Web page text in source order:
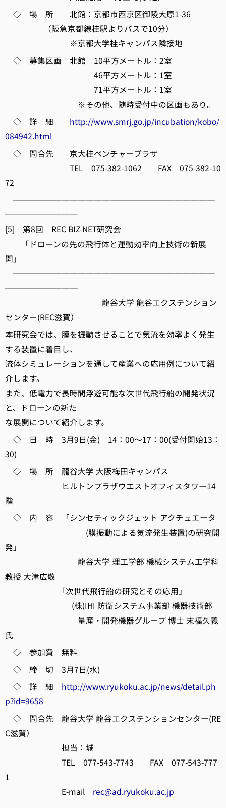
◇ 場 所 北館：京都市西京区御陵大原1-36
（阪急京都線桂駅よりバスで10分）
※京都大学桂キャンパス隣接地
◇ 募集区画 北館 10平方メートル：2室
46平方メートル：1室
71平方メートル：1室
※その他、随時受付中の区画もあり。
◇ 詳 細 http://www.smrj.go.jp/incubation/kobo/
084942.html
◇ 問合先 京大桂ベンチャープラザ
TEL 075-382-1062 FAX 075-382-10
72
─────────────────────────
─────────
[5] 第8回 REC BIZ-NET研究会
「ドローンの先の飛行体と運動効率向上技術の新展
開」
─────────────────────────
─────────
龍谷大学 龍谷エクステンション
センター(REC滋賀）
本研究会では、膜を振動させることで気流を効率よく発生
する装置に着目し、
流体シミュレーションを通して産業への応用例について紹
介します。
また、低電力で長時間浮遊可能な次世代飛行船の開発状況
と、ドローンの新た
な展開について紹介します。
◇ 日 時 3月9日(金) 14：00～17：00(受付開始13：
30)
◇ 場 所 龍谷大学 大阪梅田キャンパス
ヒルトンプラザウエストオフィスタワー14
階
◇ 内 容 「シンセティックジェット アクチュエータ
(膜振動による気流発生装置)の研究開
発」
龍谷大学 理工学部 機械システム工学科
教授 大津広敬
「次世代飛行船の研究とその応用」
(株)IHI 防衛システム事業部 機器技術部
量産・開発機器グループ 博士 末福久義
氏
◇ 参加費 無料
◇ 締 切 3月7日(水)
◇ 詳 細 http://www.ryukoku.ac.jp/news/detail.ph
p?id=9658
◇ 問合先 龍谷大学 龍谷エクステンションセンター(RE
C滋賀）
担当：城
TEL 077-543-7743 FAX 077-543-777
1
E-mail rec@ad.ryukoku.ac.jp